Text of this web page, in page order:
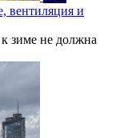
вентиляция и
зиме не должна